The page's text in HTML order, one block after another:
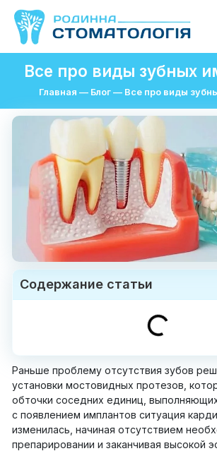
Все про виды зубных
Главная — Блог— Все про виды
Содержание статьи
Раньше проблему отсутствия зубов
установки мостовидных протезов,
обточки соседних единиц,
с появлением имплантов ситуация
изменилась, начиная отсутствием
препарировании и заканчивая высокой